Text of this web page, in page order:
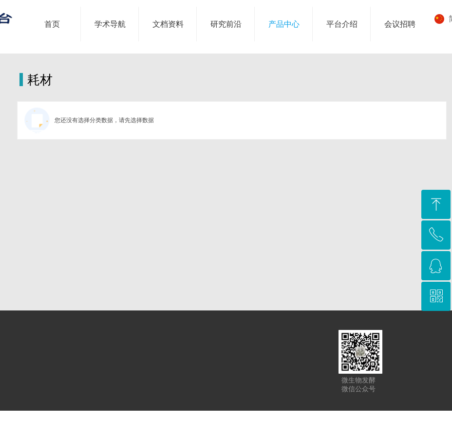
首页 学术导航 文档资料 研究前沿 产品中心 平台介绍 会议招聘
您还没有选择分类数据，请先选择数据
耗材
微生物发酵
微信公众号
ꁸ
回到顶部
ꂅ
ꁗ
QQ客服
ꀥ